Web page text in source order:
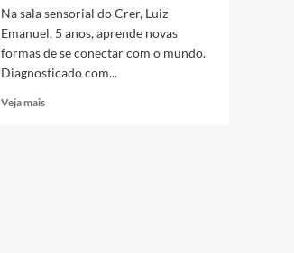
Na sala sensorial do Crer, Luiz
Emanuel, 5 anos, aprende novas
formas de se conectar com o mundo.
Diagnosticado com...
Veja maisRead